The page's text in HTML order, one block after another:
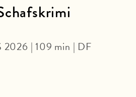
2026 | 109 min | DF